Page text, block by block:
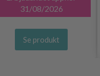
31/08/2026
Se produkt